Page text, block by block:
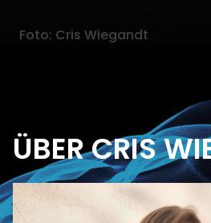
Foto: Cris Wiegandt
ÜBER CRIS